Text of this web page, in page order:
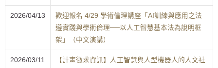
2026/04/13
歡迎報名 4/29 學術倫理講座「AI訓練與應用之法
遵實踐與學術倫理──以人工智慧基本法為說明框
架」（中文演講）
2026/03/11
【計畫徵求資訊】人工智慧與人型機器人的人文社